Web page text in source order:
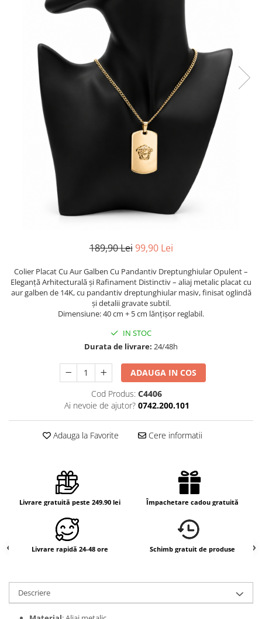
189,90 Lei 99,90 Lei
Colier Placat Cu Aur Galben Cu Pandantiv Dreptunghiular Opulent –
Eleganță Arhitecturală și Rafinament Distinctiv – aliaj metalic placat cu
aur galben de 14K, cu pandantiv dreptunghiular masiv, finisat oglindă
și detalii gravate subtil.
Dimensiune: 40 cm + 5 cm lănțișor reglabil.
IN STOC
Durata de livrare: 24/48h
ADAUGA IN COS
Cod Produs: C4406
Ai nevoie de ajutor? 0742.200.101
Adauga la Favorite Cere informatii
Livrare gratuită peste 249.90 lei Împachetare cadou gratuită
Livrare rapidă 24-48 ore Schimb gratuit de produse
Descriere